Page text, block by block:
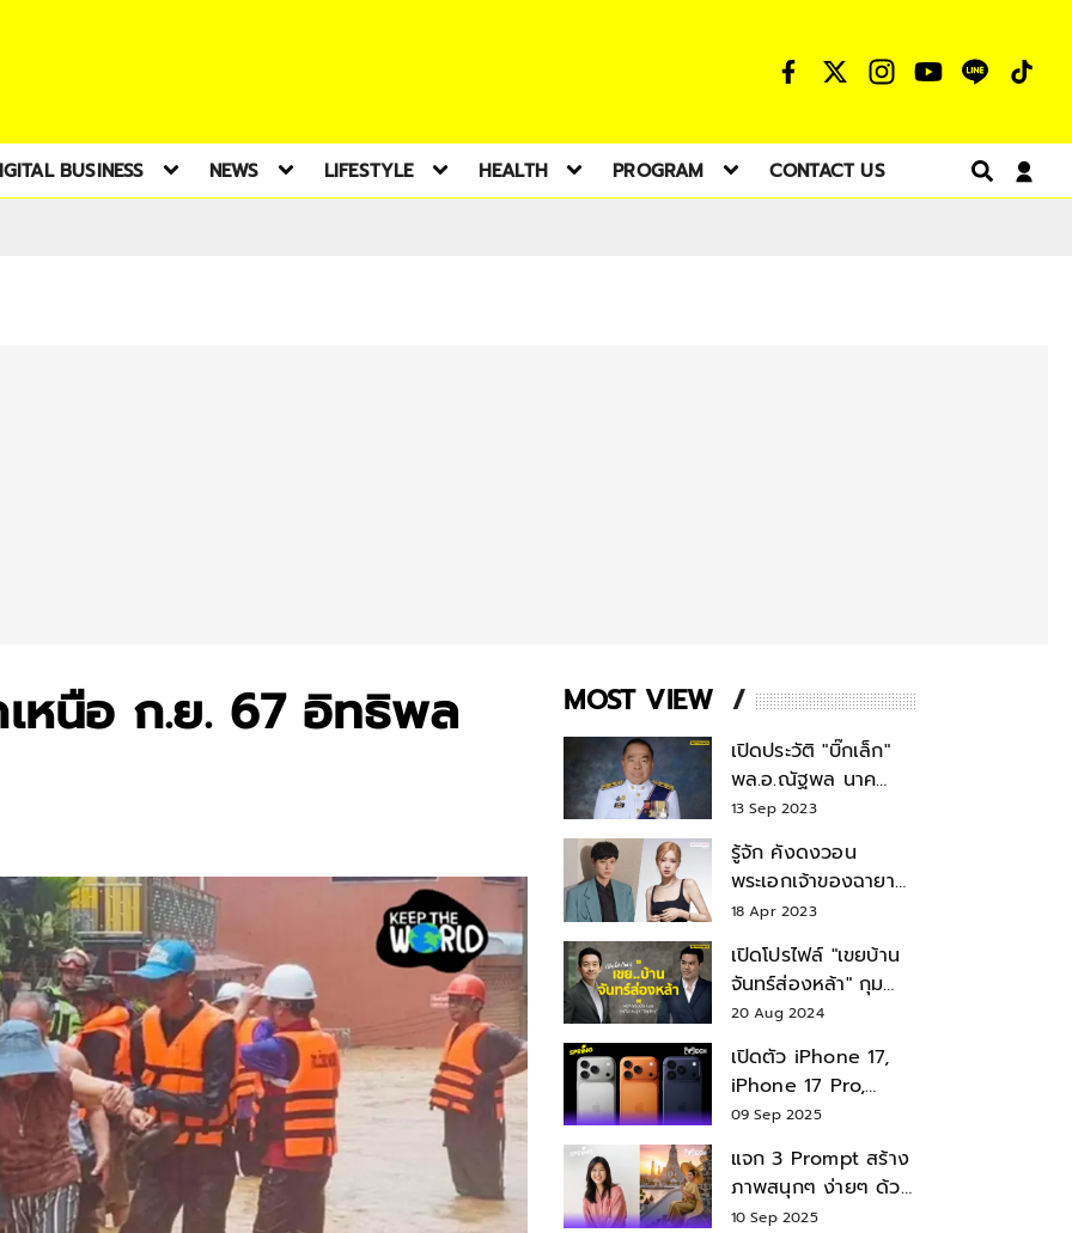
BUSINESS NEWS LIFESTYLE HEALTH PROGRAM CONTACT US
หนือ ก.ย. 67 อิทธิพล MOST VIEW
เปิดประวัติ "บิ๊กเล็ก"
พล.อ.ณัฐพล นาค
พาณิชย์ จากเลขาฯ
สมช.-เลขาฯ
รมว.กลาโหม
13 Sep 2023
รู้จัก คังดงวอน
พระเอกเจ้าของฉายา
สมบัติแห่งชาติ หลังมี
18 Apr 2023
เปิดโปรไฟล์ "เขยบ้าน
จันทร์ส่องหล้า" กุม
บังเหียนธุรกิจตระกูล
"ชินวัตร"
20 Aug 2024
เปิดตัว iPhone 17,
iPhone 17 Pro,
iPhone 17 Air สเปค
09 Sep 2025
แจก 3 Prompt สร้าง
ภาพสนุกๆ ง่ายๆ ด้วย
Nano Banana ใน
10 Sep 2025